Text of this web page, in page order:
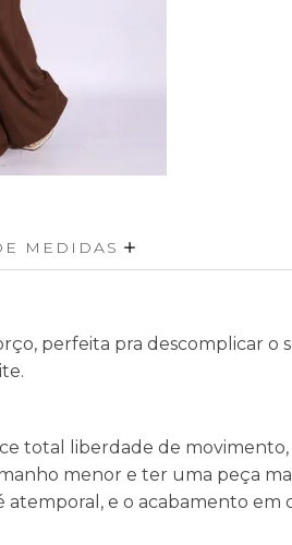
MEDIDAS
perfeita pra descomplicar o
total liberdade de
menor e ter uma peça
e o acabamento